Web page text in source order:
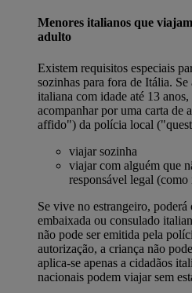
Menores italianos que
adulto
Existem requisitos especiais
sozinhas para fora de Itália.
italiana com idade até 13
acompanhar por uma carta de
affido") da polícia local
viajar sozinha
viajar com alguém que
responsável legal
Se vive no estrangeiro, poderá
embaixada ou consulado
não pode ser emitida pela
autorização, a criança não
aplica-se apenas a cidadãos
nacionais podem viajar sem